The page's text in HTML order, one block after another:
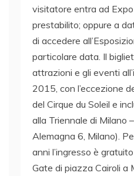
visitatore entra ad
prestabilito; oppure a
di accedere
particolare data. Il
attrazioni e gli eventi
2015, con l’eccezione
del Cirque du Soleil e
alla Triennale di Milano
Alemagna 6, Milano).
anni l’ingresso è
Gate di piazza Cairoli a